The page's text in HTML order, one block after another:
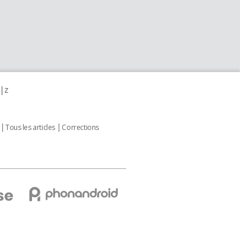
z
Tous les articles
Corrections